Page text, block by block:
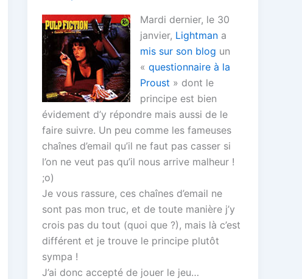
Mardi dernier, le 30
janvier, Lightman a
mis sur son blog un
«questionnaire à la
Proust » dont le
principe est bien
évidement d’y répondre mais aussi de le
faire suivre. Un peu comme les fameuses
chaînes d’email qu’il ne faut pas casser si
l’on ne veut pas qu’il nous arrive malheur !
;o)
Je vous rassure, ces chaînes d’email ne
sont pas mon truc, et de toute manière j’y
crois pas du tout (quoi que ?), mais là c’est
différent et je trouve le principe plutôt
sympa !
J’ai donc accepté de jouer le jeu…